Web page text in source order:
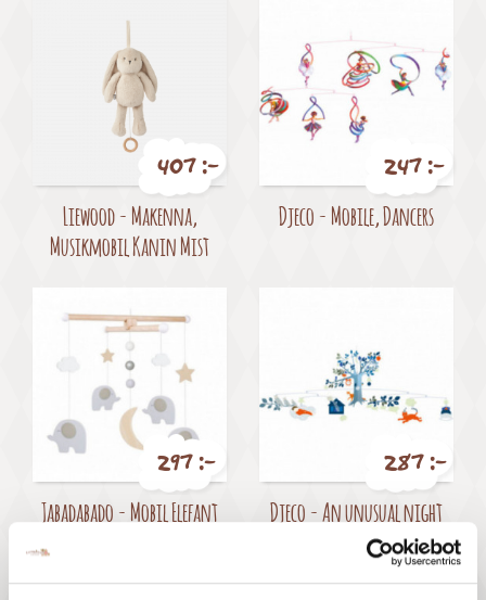
Pris
407 :-
Liewood - Makenna,
Musikmobil Kanin Mist
Pris
247 :-
Djeco - Mobile, Dancers
Pris
297 :-
Jabadabado - Mobil Elefant
Pris
287 :-
Djeco - An unusual night